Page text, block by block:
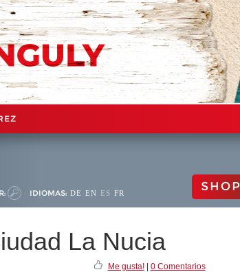
IDIOMAS: DE EN ES FR SHOP
La Nucia
Me gusta!| 0 Comentarios